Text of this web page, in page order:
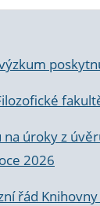
úroky z
2026
řád